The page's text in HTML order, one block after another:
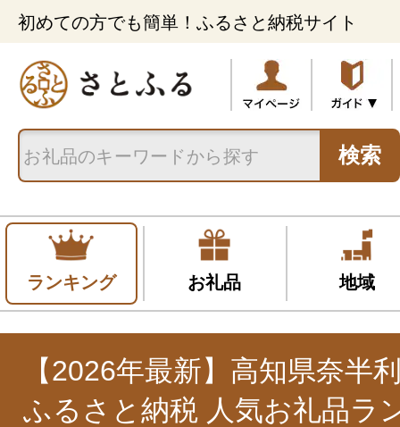
初めての方でも簡単！ふるさと納税サイト
検索
ランキング お礼品 地域
【2026年最新】高知県奈半
ふるさと納税 人気お礼品ラ